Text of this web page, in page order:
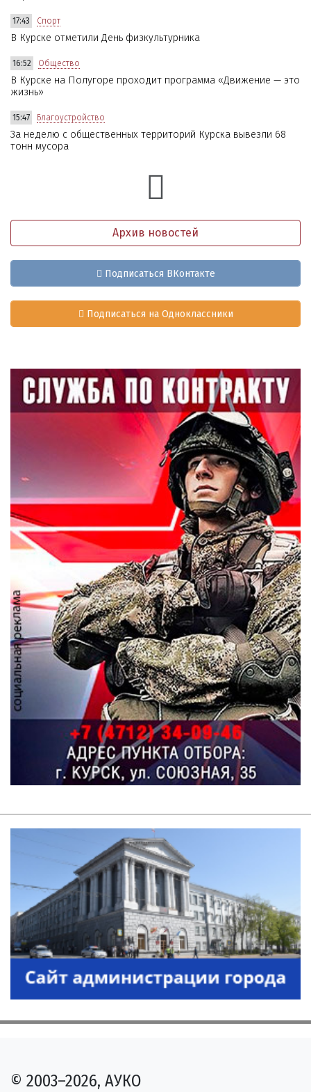
17:43 Спорт
В Курске отметили День физкультурника
16:52 Общество
В Курске на Полугоре проходит программа «Движение — это
жизнь»
15:47 Благоустройство
За неделю с общественных территорий Курска вывезли 68
тонн мусора
Архив новостей
Подписаться ВКонтакте
Подписаться на Одноклассники
© 2003–2026, АУКО